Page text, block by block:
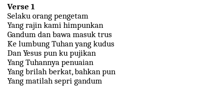
Verse 1
Selaku orang pengetam
Yang rajin kami himpunkan
Gandum dan bawa masuk trus
Ke lumbung Tuhan yang kudus
Dan Yesus pun ku pujikan
Yang Tuhannya penuaian
Yang brilah berkat, bahkan pun
Yang matilah sepri gandum